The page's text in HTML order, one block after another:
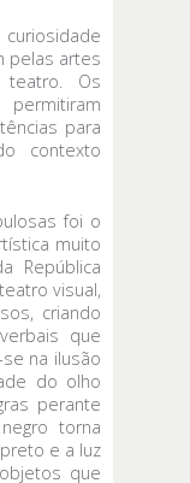
pelas artes
Os
para
contexto
foi o
muito
República
visual,
criando
que
na ilusão
do olho
perante
torna
e a luz
que